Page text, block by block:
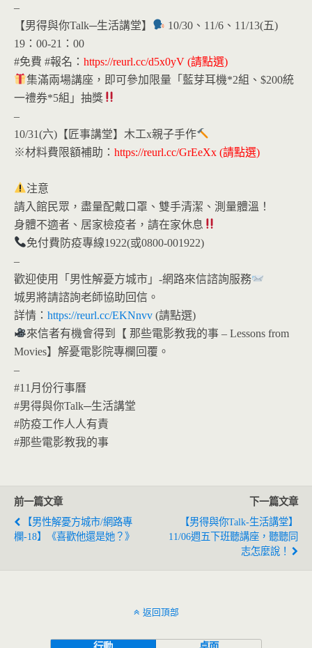
–
【男得與你Talk─生活講堂】
10/30、11/6、11/13(五)
19：00-21：00
#免費 #報名： https://reurl.cc/d5x0yV (請點選)
集滿兩場講座，即可參加限量「藍芽耳機*2組、$200統
一禮券*5組」抽獎
–
10/31(六)【匠事講堂】木工x親子手作
※材料費限額補助： https://reurl.cc/GrEeXx (請點選)
注意
請入館民眾，盡量配戴口罩、雙手清潔、測量體溫！
身體不適者、居家檢疫者，請在家休息
免付費防疫專線1922(或0800-001922)
–
歡迎使用「男性解憂方城市」-網路來信諮詢服務
城男將請諮詢老師協助回信。
詳情： https://reurl.cc/EKNnvv (請點選)
來信者有機會得到【 那些電影教我的事 – Lessons from
Movies】解憂電影院專欄回覆。
–
#11月份行事曆
#男得與你Talk─生活講堂
#防疫工作人人有責
#那些電影教我的事
前一篇文章
【男性解憂方城市/網路專
欄-18】《喜歡他還是她？》
下一篇文章
【男得與你Talk-生活講堂】
11/06週五下班聽講座，聽聽同
志怎麼說！
返回頂部